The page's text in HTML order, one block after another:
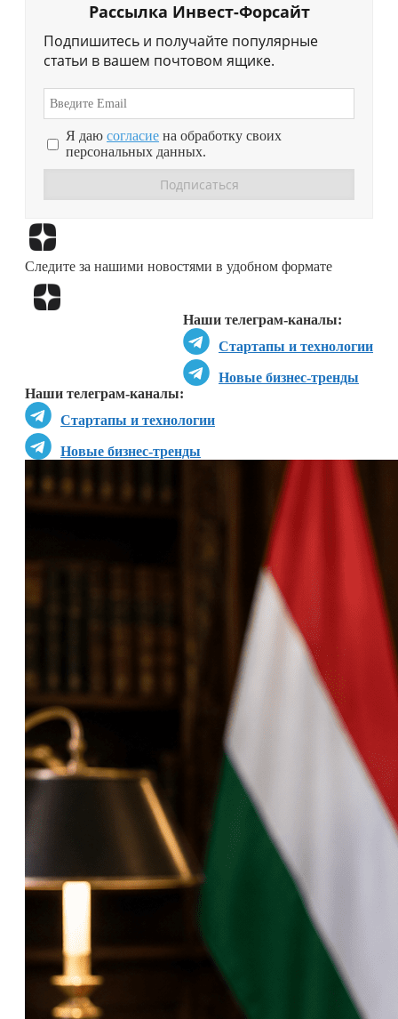
Рассылка Инвест-Форсайт
Подпишитесь и получайте популярные
статьи в вашем почтовом ящике.
Я даю согласие на обработку своих
персональных данных.
Следите за нашими новостями в удобном формате
Наши телеграм-каналы:
Стартапы и технологии
Новые бизнес-тренды
Наши телеграм-каналы:
Стартапы и технологии
Новые бизнес-тренды